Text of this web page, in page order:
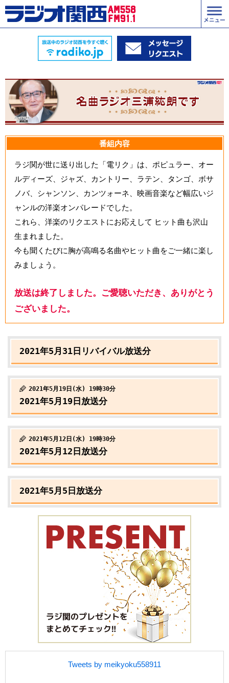
番組内容
ラジ関が世に送り出した「電リク」は、ポピュラー、オー
ルディーズ、ジャズ、カントリー、ラテン、タンゴ、ボサ
ノバ、シャンソン、カンツォーネ、映画音楽など幅広いジ
ャンルの洋楽オンパレードでした。
これら、洋楽のリクエストにお応えして ヒット曲も沢山
生まれました。
今も聞くたびに胸が高鳴る名曲やヒット曲をご一緒に楽し
みましょう。
放送は終了しました。ご愛聴いただき、ありがとう
ございました。
2021年5月31日リバイバル放送分
2021年5月19日(水) 19時30分
2021年5月19日放送分
2021年5月12日(水) 19時30分
2021年5月12日放送分
2021年5月5日放送分
Tweets by meikyoku558911